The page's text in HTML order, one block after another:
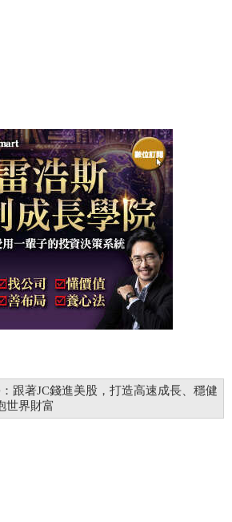
跟著JC錢進美股，打造高速成長、穩健
世界財富